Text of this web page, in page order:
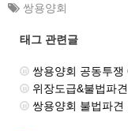
쌍용양회
태그 관련글
쌍용양회 공동투쟁
위장도급&불법파견 쌍용양회 규탄!
쌍용양회 불법파견